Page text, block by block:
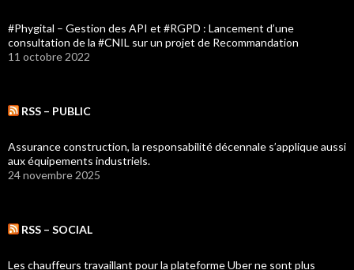
#Phygital – Gestion des API et #RGPD : Lancement d’une
consultation de la #CNIL sur un projet de Recommandation
11 octobre 2022
RSS – PUBLIC
Assurance construction, la responsabilité décennale s’applique aussi
aux équipements industriels.
24 novembre 2025
RSS – SOCIAL
Les chauffeurs travaillant pour la plateforme Uber ne sont plus